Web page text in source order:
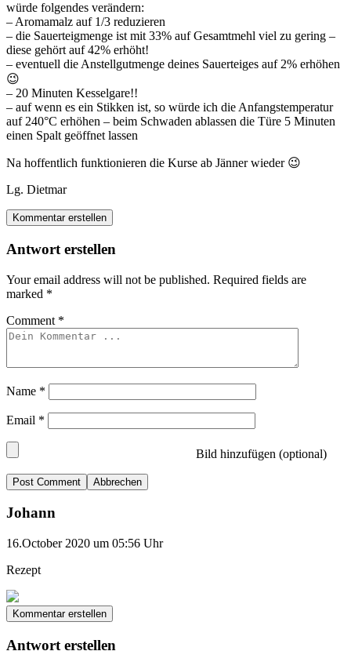
würde folgendes verändern:
– Aromamalz auf 1/3 reduzieren
– die Sauerteigmenge ist mit 33% auf Gesamtmehl viel zu gering –
diese gehört auf 42% erhöht!
– eventuell die Anstellgutmenge deines Sauerteiges auf 2% erhöhen
😉
– 20 Minuten Kesselgare!!
– auf wenn es ein Stikken ist, so würde ich die Anfangstemperatur
auf 240°C erhöhen – beim Schwaden ablassen die Türe 5 Minuten
einen Spalt geöffnet lassen
Na hoffentlich funktionieren die Kurse ab Jänner wieder 😉
Lg. Dietmar
Kommentar erstellen
Antwort erstellen
Your email address will not be published. Required fields are
marked *
Comment *
Name *
Email *
Bild hinzufügen (optional)
Abbrechen
Johann
16.October 2020 um 05:56 Uhr
Rezept
Kommentar erstellen
Antwort erstellen